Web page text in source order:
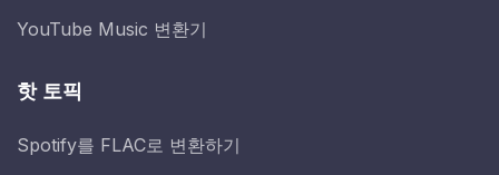
YouTube Music 변환기
핫 토픽
Spotify를 FLAC로 변환하기